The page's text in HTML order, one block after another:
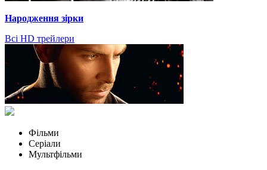
Народження зірки
Всі HD трейлери
Фільми
Серіали
Мультфільми